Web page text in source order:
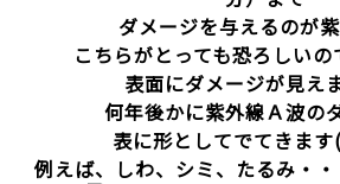
ダメージを与えるのが
こちらがとっても恐ろしい
表面にダメージが見え
何年後かに紫外線Ａ波の
表に形としてでてきま
例えば、しわ、シミ、たるみ・・